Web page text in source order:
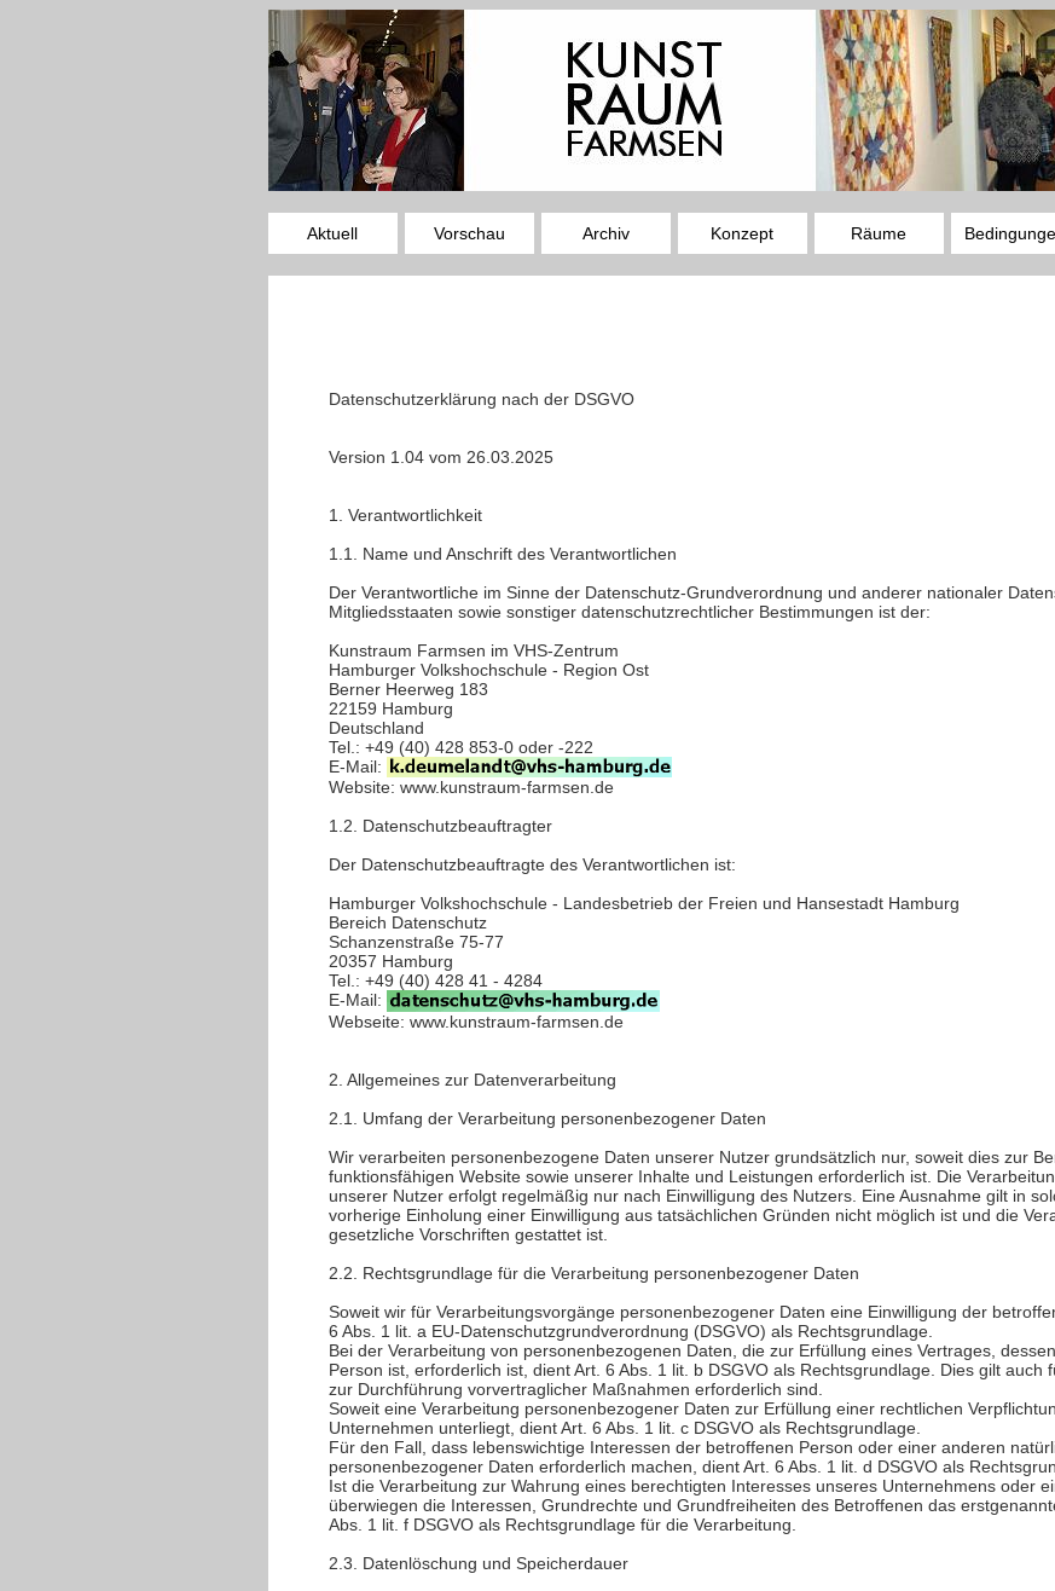
Aktuell Vorschau Archiv Konzept Räume
Datenschutzerklärung nach der DSGVO
Version 1.04 vom 26.03.2025
1. Verantwortlichkeit
1.1. Name und Anschrift des Verantwortlichen
Der Verantwortliche im Sinne der Datenschutz-Grundverordnung und anderer nationaler
Mitgliedsstaaten sowie sonstiger datenschutzrechtlicher Bestimmungen ist der:
Kunstraum Farmsen im VHS-Zentrum
Hamburger Volkshochschule - Region Ost
Berner Heerweg 183
22159 Hamburg
Deutschland
Tel.: +49 (40) 428 853-0 oder -222
E-Mail:
Website: www.kunstraum-farmsen.de
1.2. Datenschutzbeauftragter
Der Datenschutzbeauftragte des Verantwortlichen ist:
Hamburger Volkshochschule - Landesbetrieb der Freien und Hansestadt Hamburg
Bereich Datenschutz
Schanzenstraße 75-77
20357 Hamburg
Tel.: +49 (40) 428 41 - 4284
E-Mail:
Webseite: www.kunstraum-farmsen.de
2. Allgemeines zur Datenverarbeitung
2.1. Umfang der Verarbeitung personenbezogener Daten
Wir verarbeiten personenbezogene Daten unserer Nutzer grundsätzlich nur, soweit dies zur
funktionsfähigen Website sowie unserer Inhalte und Leistungen erforderlich ist. Die
unserer Nutzer erfolgt regelmäßig nur nach Einwilligung des Nutzers. Eine Ausnahme gilt in
vorherige Einholung einer Einwilligung aus tatsächlichen Gründen nicht möglich ist und die
gesetzliche Vorschriften gestattet ist.
2.2. Rechtsgrundlage für die Verarbeitung personenbezogener Daten
Soweit wir für Verarbeitungsvorgänge personenbezogener Daten eine Einwilligung der
6 Abs. 1 lit. a EU-Datenschutzgrundverordnung (DSGVO) als Rechtsgrundlage.
Bei der Verarbeitung von personenbezogenen Daten, die zur Erfüllung eines Vertrages,
Person ist, erforderlich ist, dient Art. 6 Abs. 1 lit. b DSGVO als Rechtsgrundlage. Dies gilt auch
zur Durchführung vorvertraglicher Maßnahmen erforderlich sind.
Soweit eine Verarbeitung personenbezogener Daten zur Erfüllung einer rechtlichen
Unternehmen unterliegt, dient Art. 6 Abs. 1 lit. c DSGVO als Rechtsgrundlage.
Für den Fall, dass lebenswichtige Interessen der betroffenen Person oder einer anderen
personenbezogener Daten erforderlich machen, dient Art. 6 Abs. 1 lit. d DSGVO als
Ist die Verarbeitung zur Wahrung eines berechtigten Interesses unseres Unternehmens oder
überwiegen die Interessen, Grundrechte und Grundfreiheiten des Betroffenen das
Abs. 1 lit. f DSGVO als Rechtsgrundlage für die Verarbeitung.
2.3. Datenlöschung und Speicherdauer